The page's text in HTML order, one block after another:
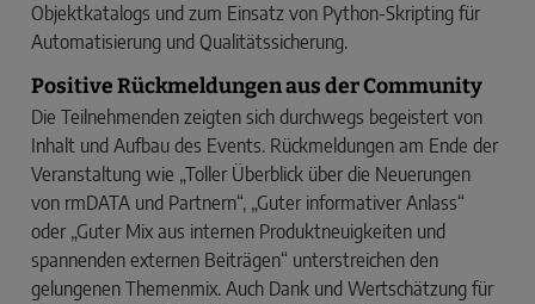
Objektkatalogs und zum Einsatz von Python-Skripting für
Automatisierung und Qualitätssicherung.
Positive Rückmeldungen aus der Community
Die Teilnehmenden zeigten sich durchwegs begeistert von
Inhalt und Aufbau des Events. Rückmeldungen am Ende der
Veranstaltung wie „Toller Überblick über die Neuerungen
von rmDATA und Partnern“, „Guter informativer Anlass“
oder „Guter Mix aus internen Produktneuigkeiten und
spannenden externen Beiträgen“ unterstreichen den
gelungenen Themenmix. Auch Dank und Wertschätzung für